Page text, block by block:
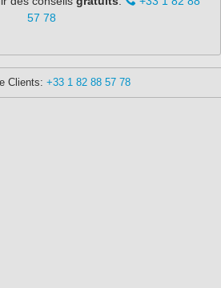
57 78
Clients: +33 1 82 88 57 78